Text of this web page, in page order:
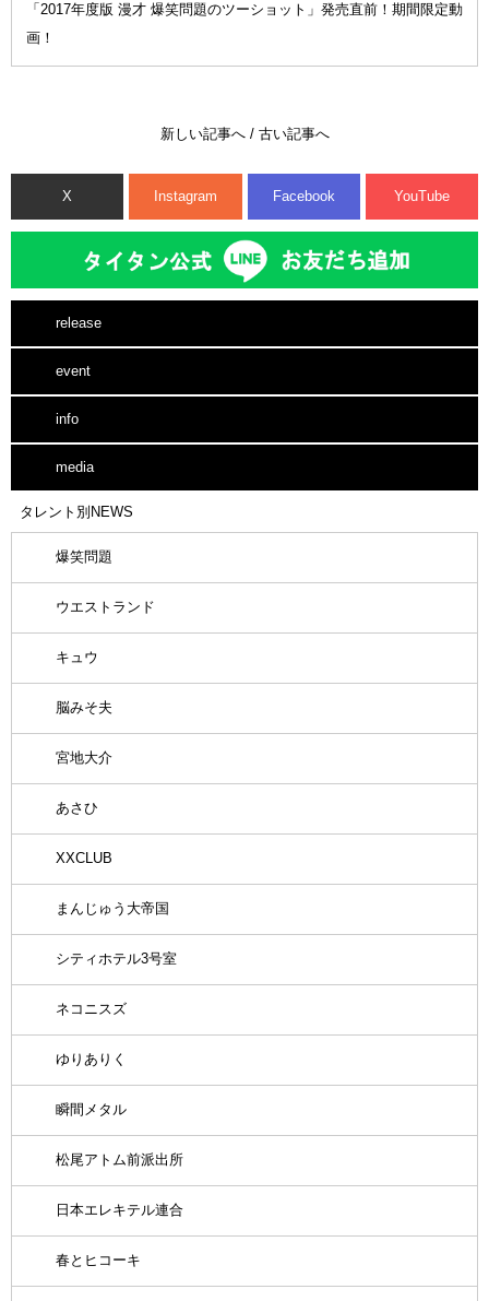
「2017年度版 漫才 爆笑問題のツーショット」発売直前！期間限定動
画！
新しい記事へ/ 古い記事へ
X Instagram Facebook YouTube
release
event
info
media
タレント別NEWS
爆笑問題
ウエストランド
キュウ
脳みそ夫
宮地大介
あさひ
XXCLUB
まんじゅう大帝国
シティホテル3号室
ネコニスズ
ゆりありく
瞬間メタル
松尾アトム前派出所
日本エレキテル連合
春とヒコーキ